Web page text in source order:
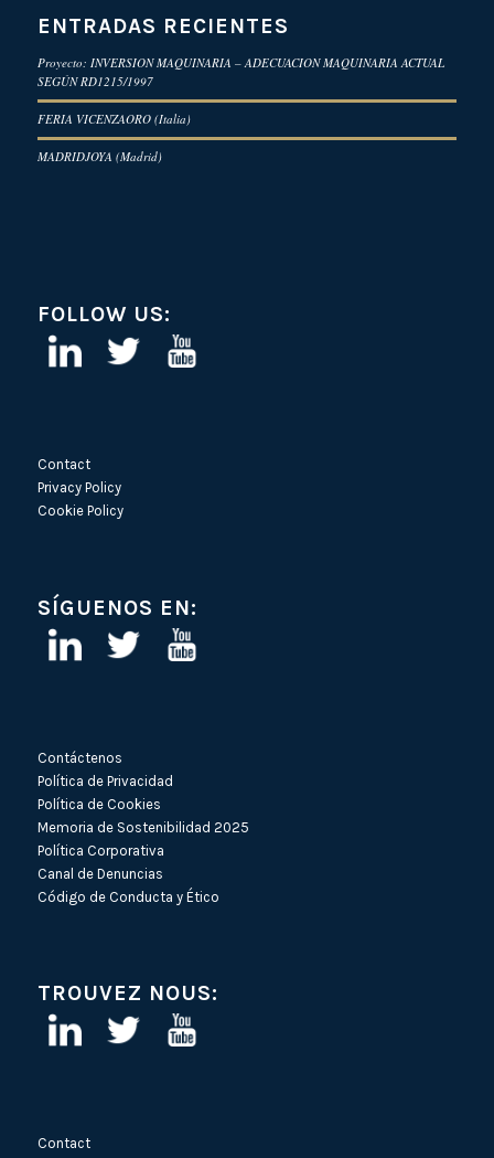
ENTRADAS RECIENTES
Proyecto: INVERSION MAQUINARIA – ADECUACION MAQUINARIA ACTUAL
SEGÚN RD1215/1997
FERIA VICENZAORO (Italia)
MADRIDJOYA (Madrid)
FOLLOW US:
Contact
Privacy Policy
Cookie Policy
SÍGUENOS EN:
Contáctenos
Política de Privacidad
Política de Cookies
Memoria de Sostenibilidad 2025
Política Corporativa
Canal de Denuncias
Código de Conducta y Ético
TROUVEZ NOUS:
Contact